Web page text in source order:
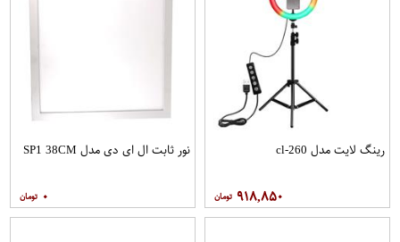
رینگ لایت مدل cl-260
۹۱۸,۸۵۰
نور ثابت ال ای دی مدل SP1 38CM
۰